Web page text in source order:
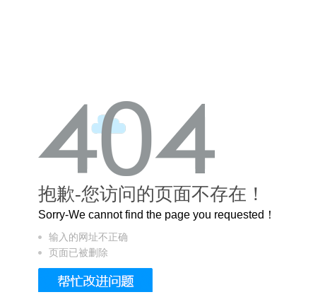
的它到底有多美？
抱歉-您访问的页面不存在！
Sorry-We cannot find the page you requested！
输入的网址不正确
页面已被删除